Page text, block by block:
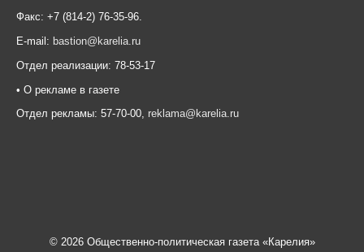
Факс: +7 (814-2) 76-35-96.
E-mail: bastion@karelia.ru
Отдел реализации: 78-53-17
• О рекламе в газете
Отдел рекламы: 57-70-00, reklama@karelia.ru
© 2026 Общественно-политическая газета «Карелия»